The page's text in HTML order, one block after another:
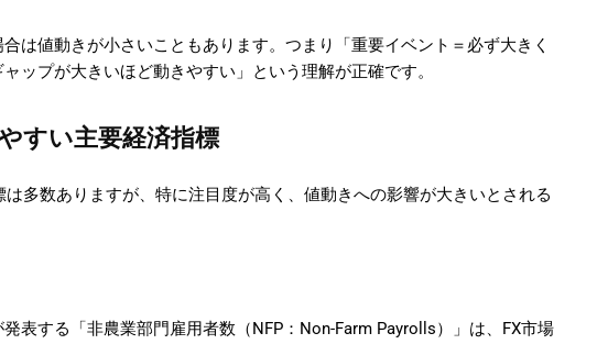
は値動きが小さいこともあります。つまり「重要イベント＝必ず大きく
ップが大きいほど動きやすい」という理解が正確です。
すい主要経済指標
多数ありますが、特に注目度が高く、値動きへの影響が大きいとされる
表する「非農業部門雇用者数（NFP：Non-Farm Payrolls）」は、FX市場